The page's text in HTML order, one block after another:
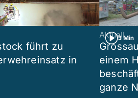
führt zu
in
3 Min
Aktuell
einem
ganze